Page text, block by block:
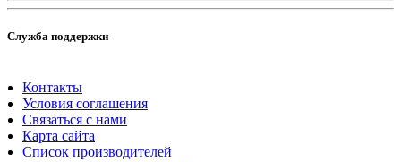
Служба поддержки
Контакты
Условия соглашения
Связаться с нами
Карта сайта
Список производителей